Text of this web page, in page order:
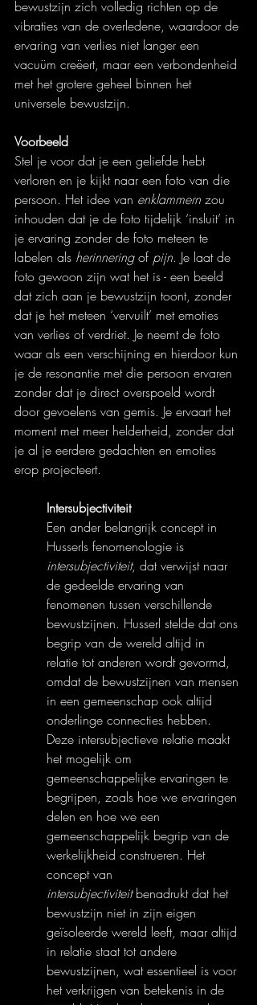
bewustzijn zich volledig richten op de
vibraties van de overledene, waardoor de
ervaring van verlies niet langer een
vacuüm creëert, maar een verbondenheid
met het grotere geheel binnen het
universele bewustzijn.
Voorbeeld
Stel je voor dat je een geliefde hebt
verloren en je kijkt naar een foto van die
persoon. Het idee van enklammern zou
inhouden dat je de foto tijdelijk ‘insluit’ in
je ervaring zonder de foto meteen te
labelen als herinnering of pijn. Je laat de
foto gewoon zijn wat het is - een beeld
dat zich aan je bewustzijn toont, zonder
dat je het meteen ‘vervuilt’ met emoties
van verlies of verdriet. Je neemt de foto
waar als een verschijning en hierdoor kun
je de resonantie met die persoon ervaren
zonder dat je direct overspoeld wordt
door gevoelens van gemis. Je ervaart het
moment met meer helderheid, zonder dat
je al je eerdere gedachten en emoties
erop projecteert.
Intersubjectiviteit
Een ander belangrijk concept in
Husserls fenomenologie is
intersubjectiviteit, dat verwijst naar
de gedeelde ervaring van
fenomenen tussen verschillende
bewustzijnen. Husserl stelde dat ons
begrip van de wereld altijd in
relatie tot anderen wordt gevormd,
omdat de bewustzijnen van mensen
in een gemeenschap ook altijd
onderlinge connecties hebben.
Deze intersubjectieve relatie maakt
het mogelijk om
gemeenschappelijke ervaringen te
begrijpen, zoals hoe we ervaringen
delen en hoe we een
gemeenschappelijk begrip van de
werkelijkheid construeren. Het
concept van
intersubjectiviteit benadrukt dat het
bewustzijn niet in zijn eigen
geïsoleerde wereld leeft, maar altijd
in relatie staat tot andere
bewustzijnen, wat essentieel is voor
het verkrijgen van betekenis in de